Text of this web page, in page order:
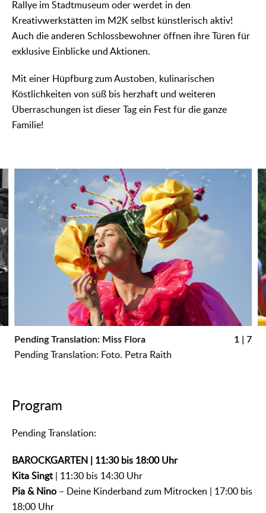
Rallye im Stadtmuseum oder werdet in den
Kreativwerkstätten im M2K selbst künstlerisch aktiv!
Auch die anderen Schlossbewohner öffnen ihre Türen für
exklusive Einblicke und Aktionen.
Mit einer Hüpfburg zum Austoben, kulinarischen
Köstlichkeiten von süß bis herzhaft und weiteren
Überraschungen ist dieser Tag ein Fest für die ganze
Familie!
᠎Pending Translation: Miss Flora
᠎Pending Translation: Foto. Petra Raith
1 | 7
Program
᠎Pending Translation:
BAROCKGARTEN | 11:30 bis 18:00 Uhr
Kita Singt | 11:30 bis 14:30 Uhr
Pia & Nino – Deine Kinderband zum Mitrocken | 17:00 bis
18:00 Uhr